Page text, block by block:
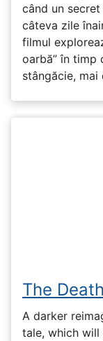
când un
câteva zile
filmul
oarbă” în timp
stângăcie, mai
The
A darker
tale, which